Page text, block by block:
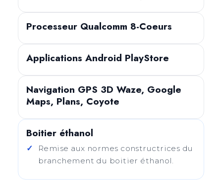
Processeur Qualcomm 8-Coeurs
Applications Android PlayStore
Navigation GPS 3D Waze, Google
Maps, Plans, Coyote
Boitier éthanol
Remise aux normes constructrices du
branchement du boitier éthanol.